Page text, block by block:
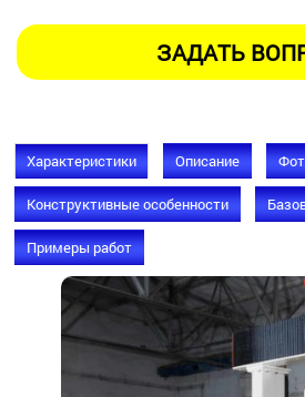
Характеристики Описание
Конструктивные особенности
Примеры работ